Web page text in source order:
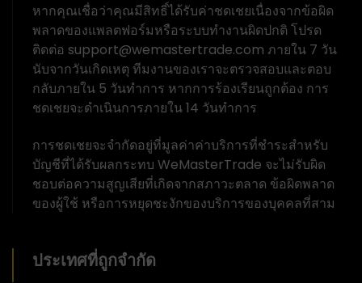
หากคุณเชื่อว่าคุณมีสิทธิ์ได้รับค่าชดเชยเนื่องจากข้อผิด
พลาดของแพลตฟอร์มหรือระบบทำงานผิดปกติ โปรด
ติดต่อ support@wemastertrade.com ภายใน 7 วัน
นับจากวันเกิดเหตุ ทีมงานของเราจะตรวจสอบและตอบ
กลับภายใน 5 วันทำการ หากการร้องเรียนถูกต้อง การ
ชดเชยจะดำเนินการภายใน 14 วันทำการ
การชดเชยจะจำกัดอยู่ที่มูลค่าค่าบริการที่ชำระสำหรับ
บัญชีที่ได้รับผลกระทบ WeMasterTrade จะไม่รับผิด
ชอบต่อความสูญเสียที่เกิดจากสภาวะตลาด ข้อผิดพลาด
ของผู้ใช้ หรือการหยุดชะงักของบริการของบุคคลที่สาม
ประเทศที่ถูกจำกัด